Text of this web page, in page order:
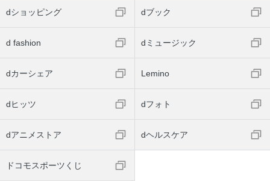
dショッピング dブック
d fashion dミュージック
dカーシェア Lemino
dヒッツ dフォト
dアニメストア dヘルスケア
ドコモスポーツくじ